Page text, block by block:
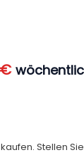
€
Stellen